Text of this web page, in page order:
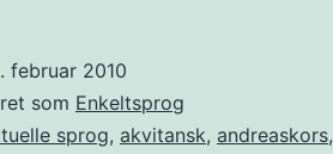
februar 2010
som Enkeltsprog
sprog, akvitansk, andreaskors,